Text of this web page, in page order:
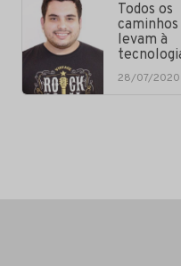
Todos os
caminhos
levam à
28/07/2020